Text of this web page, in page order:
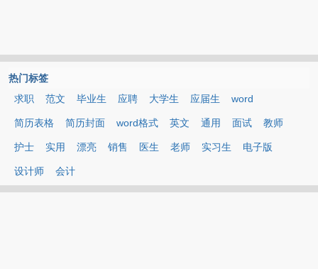
热门标签
求职
范文 毕业生 应聘 大学生 应届生 word
简历表格 简历封面 word格式 英文 通用 面试 教师
护士 实用 漂亮 销售 医生 老师 实习生 电子版
设计师 会计